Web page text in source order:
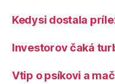
Kedysi dostala
Investorov čaká
Vtip o psíkovi a